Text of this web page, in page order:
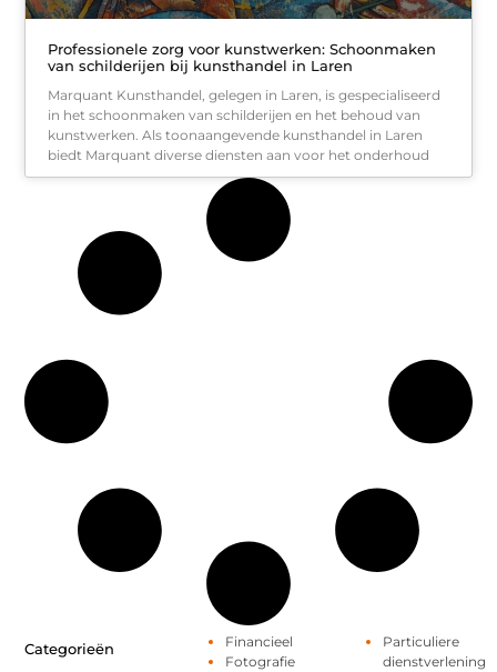
Professionele zorg voor kunstwerken: Schoonmaken
van schilderijen bij kunsthandel in Laren
Marquant Kunsthandel, gelegen in Laren, is gespecialiseerd
in het schoonmaken van schilderijen en het behoud van
kunstwerken. Als toonaangevende kunsthandel in Laren
biedt Marquant diverse diensten aan voor het onderhoud
Categorieën
Financieel
Fotografie
Particuliere
dienstverlening